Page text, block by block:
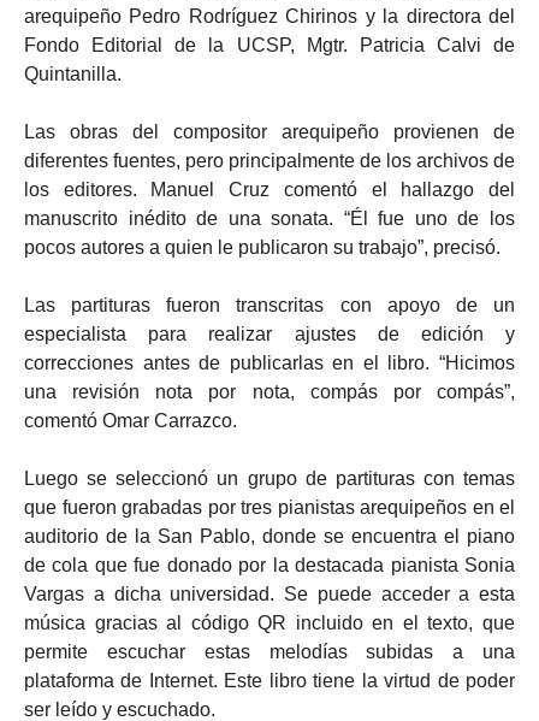
arequipeño Pedro Rodríguez Chirinos y la directora del
Fondo Editorial de la UCSP, Mgtr. Patricia Calvi de
Quintanilla.
Las obras del compositor arequipeño provienen de
diferentes fuentes, pero principalmente de los archivos de
los editores. Manuel Cruz comentó el hallazgo del
manuscrito inédito de una sonata. “Él fue uno de los
pocos autores a quien le publicaron su trabajo”, precisó.
Las partituras fueron transcritas con apoyo de un
especialista para realizar ajustes de edición y
correcciones antes de publicarlas en el libro. “Hicimos
una revisión nota por nota, compás por compás”,
comentó Omar Carrazco.
Luego se seleccionó un grupo de partituras con temas
que fueron grabadas por tres pianistas arequipeños en el
auditorio de la San Pablo, donde se encuentra el piano
de cola que fue donado por la destacada pianista Sonia
Vargas a dicha universidad. Se puede acceder a esta
música gracias al código QR incluido en el texto, que
permite escuchar estas melodías subidas a una
plataforma de Internet. Este libro tiene la virtud de poder
ser leído y escuchado.